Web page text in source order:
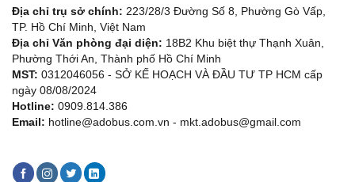
Địa chỉ trụ sở chính: 223/28/3 Đường Số 8, Phường Gò Vấp,
TP. Hồ Chí Minh, Việt Nam
Địa chỉ Văn phòng đại diện: 18B2 Khu biệt thự Thạnh Xuân,
Phường Thới An, Thành phố Hồ Chí Minh
MST: 0312046056 - SỞ KẾ HOẠCH VÀ ĐẦU TƯ TP HCM cấp
ngày 08/08/2024
Hotline: 0909.814.386
Email: hotline@adobus.com.vn - mkt.adobus@gmail.com